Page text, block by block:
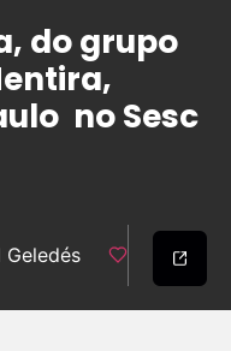
do grupo
no Sesc